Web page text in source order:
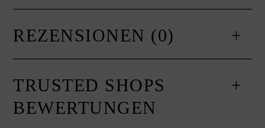
REZENSIONEN (0)
TRUSTED SHOPS
BEWERTUNGEN